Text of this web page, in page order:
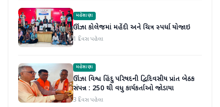
મહેસાણા
ઊંઝા કોલેજમાં મહેંદી અને ચિત્ર સ્પર્ધા યોજાઇ
1 દિવસ પહેલા
મહેસાણા
ઊંઝા વિશ્વ હિંદુ પરિષદની દ્વિદિવસીય પ્રાંત બેઠક
સંપન્ન : 250 થી વધુ કાર્યકર્તાઓ જોડાયા
3 દિવસ પહેલા